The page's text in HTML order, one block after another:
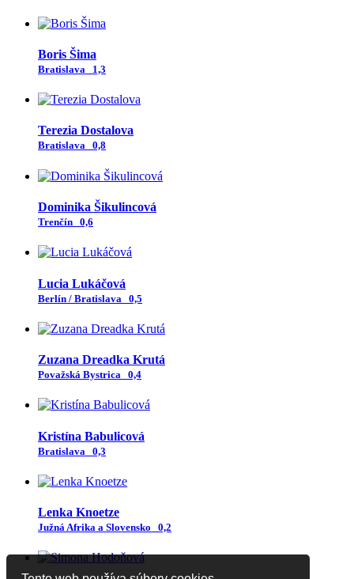
Boris Šima
Bratislava 1,3
Terezia Dostalova
Bratislava 0,8
Dominika Šikulincová
Trenčín 0,6
Lucia Lukáčová
Berlín / Bratislava 0,5
Zuzana Dreadka Krutá
Považská Bystrica 0,4
Kristína Babulicová
Bratislava 0,3
Lenka Knoetze
Južná Afrika a Slovensko 0,2